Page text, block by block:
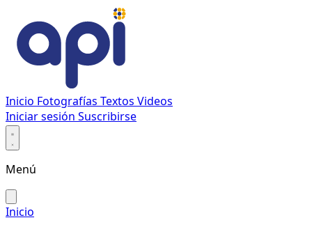
Inicio Fotografías Textos Videos
Iniciar sesión Suscribirse
Menú
Inicio